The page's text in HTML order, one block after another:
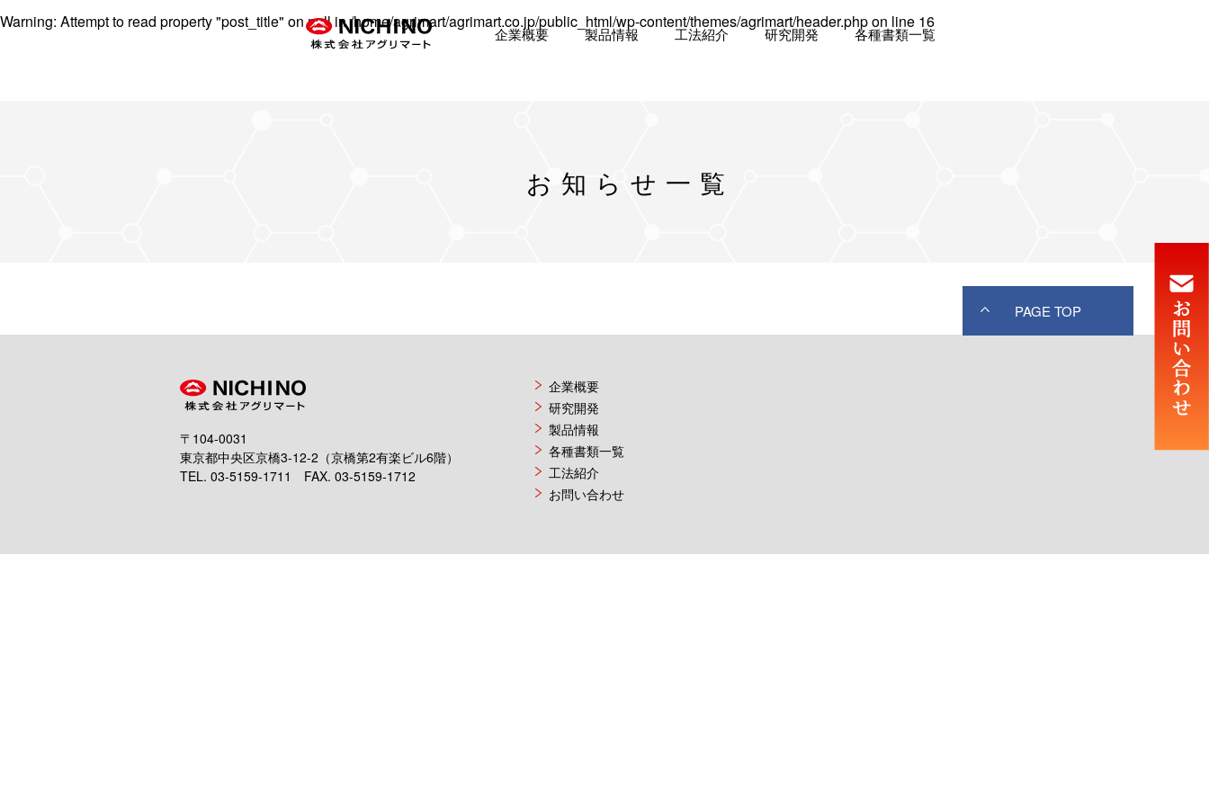
Warning: Attempt to read property "post_title" on null in/home/agrimart/agrimart.co.jp/public_html/wp-content/themes/agrimart/header.phpon line 16
企業概要 製品情報 工法紹介 研究開発 各種書類一覧
お知らせ一覧
〒104-0031
東京都中央区京橋3-12-2（京橋第2有楽ビル6階）
TEL. 03-5159-1711 FAX. 03-5159-1712
企業概要
研究開発
製品情報
各種書類一覧
工法紹介
お問い合わせ
PAGE TOP